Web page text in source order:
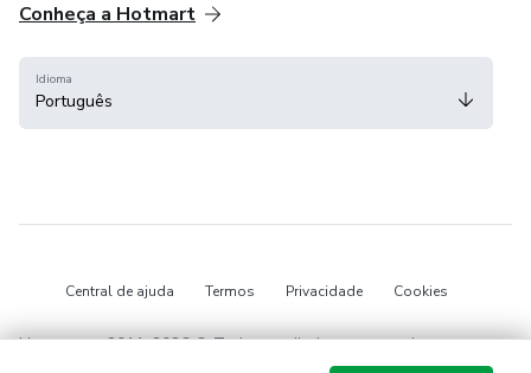
Conheça a Hotmart
Idioma
Português
Central de ajuda Termos Privacidade Cookies
Hotmart — 2011-2026 © Todos os direitos reservados.